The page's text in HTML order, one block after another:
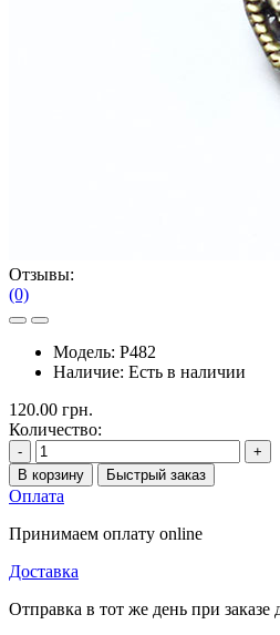
Отзывы:
(0)
Модель: P482
Наличие: Есть в наличии
120.00 грн.
Количество:
-
+
В корзину
Быстрый заказ
Оплата
Принимаем оплату online
Доставка
Отправка в тот же день при заказе